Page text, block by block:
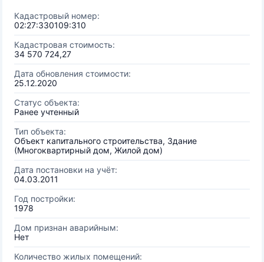
Кадастровый номер:
02:27:330109:310
Кадастровая стоимость:
34 570 724,27
Дата обновления стоимости:
25.12.2020
Статус объекта:
Ранее учтенный
Тип объекта:
Объект капитального строительства, Здание
(Многоквартирный дом, Жилой дом)
Дата постановки на учёт:
04.03.2011
Год постройки:
1978
Дом признан аварийным:
Нет
Количество жилых помещений: